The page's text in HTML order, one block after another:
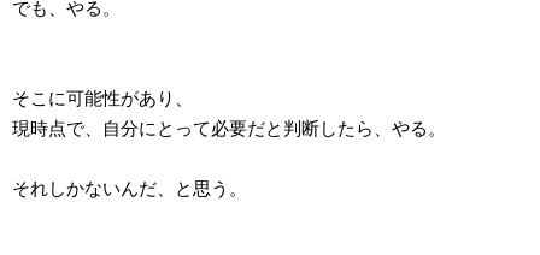
でも、やる。
そこに可能性があり、
現時点で、自分にとって必要だと判断したら、やる。
それしかないんだ、と思う。